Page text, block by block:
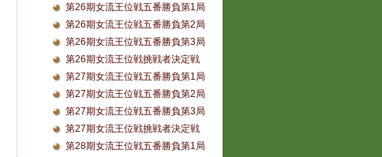
第26期女流王位戦五番勝負第1局
第26期女流王位戦五番勝負第2局
第26期女流王位戦五番勝負第3局
第26期女流王位戦挑戦者決定戦
第27期女流王位戦五番勝負第1局
第27期女流王位戦五番勝負第2局
第27期女流王位戦五番勝負第3局
第27期女流王位戦挑戦者決定戦
第28期女流王位戦五番勝負第1局